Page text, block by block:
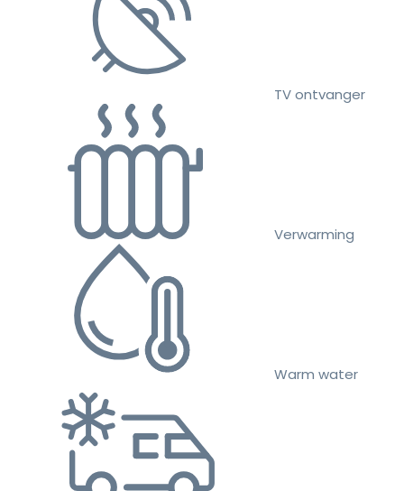
TV ontvanger
Verwarming
Warm water